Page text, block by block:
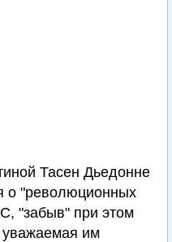
Тасен Дьедонне
о "революционных
"забыв" при этом
уважаемая им